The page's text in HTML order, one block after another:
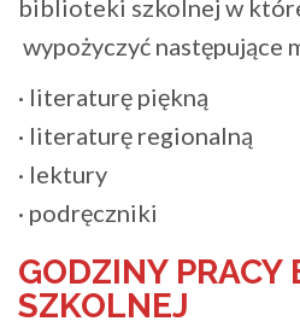
biblioteki szkolnej w
wypożyczyć następujące
· literaturę piękną
· literaturę regionalną
· lektury
· podręczniki
GODZINY PRACY
SZKOLNEJ